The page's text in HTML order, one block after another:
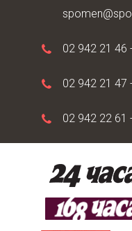
02 942 21 46
02 942 21 47
02 942 22 61